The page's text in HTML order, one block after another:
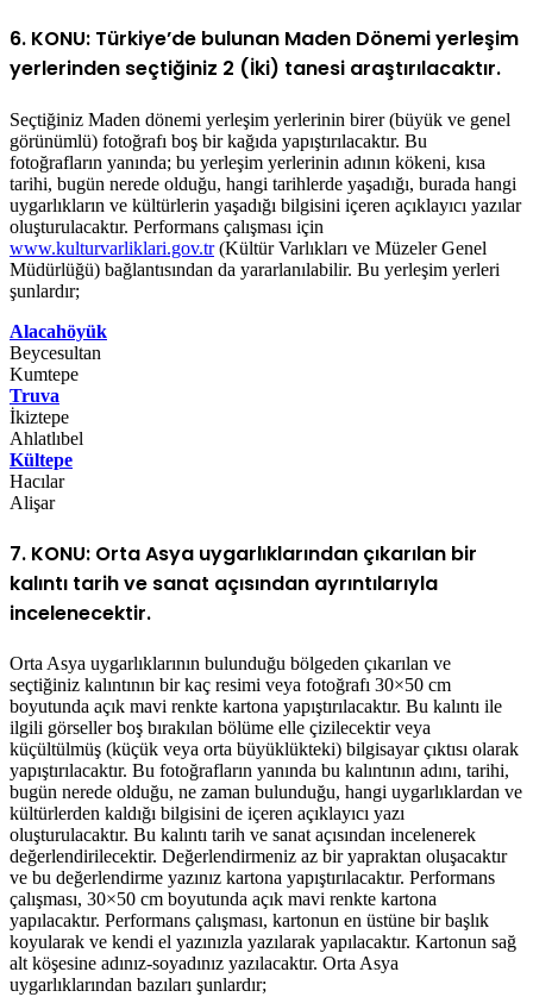
6. KONU: Türkiye’de bulunan Maden Dönemi yerleşim
yerlerinden seçtiğiniz 2 (İki) tanesi araştırılacaktır.
Seçtiğiniz Maden dönemi yerleşim yerlerinin birer (büyük ve genel
görünümlü) fotoğrafı boş bir kağıda yapıştırılacaktır. Bu
fotoğrafların yanında; bu yerleşim yerlerinin adının kökeni, kısa
tarihi, bugün nerede olduğu, hangi tarihlerde yaşadığı, burada hangi
uygarlıkların ve kültürlerin yaşadığı bilgisini içeren açıklayıcı yazılar
oluşturulacaktır. Performans çalışması için
www.kulturvarliklari.gov.tr(Kültür Varlıkları ve Müzeler Genel
Müdürlüğü) bağlantısından da yararlanılabilir. Bu yerleşim yerleri
şunlardır;
Alacahöyük
Beycesultan
Kumtepe
Truva
İkiztepe
Ahlatlıbel
Kültepe
Hacılar
Alişar
7. KONU: Orta Asya uygarlıklarından çıkarılan bir
kalıntı tarih ve sanat açısından ayrıntılarıyla
incelenecektir.
Orta Asya uygarlıklarının bulunduğu bölgeden çıkarılan ve
seçtiğiniz kalıntının bir kaç resimi veya fotoğrafı 30×50 cm
boyutunda açık mavi renkte kartona yapıştırılacaktır. Bu kalıntı ile
ilgili görseller boş bırakılan bölüme elle çizilecektir veya
küçültülmüş (küçük veya orta büyüklükteki) bilgisayar çıktısı olarak
yapıştırılacaktır. Bu fotoğrafların yanında bu kalıntının adını, tarihi,
bugün nerede olduğu, ne zaman bulunduğu, hangi uygarlıklardan ve
kültürlerden kaldığı bilgisini de içeren açıklayıcı yazı
oluşturulacaktır. Bu kalıntı tarih ve sanat açısından incelenerek
değerlendirilecektir. Değerlendirmeniz az bir yapraktan oluşacaktır
ve bu değerlendirme yazınız kartona yapıştırılacaktır. Performans
çalışması, 30×50 cm boyutunda açık mavi renkte kartona
yapılacaktır. Performans çalışması, kartonun en üstüne bir başlık
koyularak ve kendi el yazınızla yazılarak yapılacaktır. Kartonun sağ
alt köşesine adınız-soyadınız yazılacaktır. Orta Asya
uygarlıklarından bazıları şunlardır;